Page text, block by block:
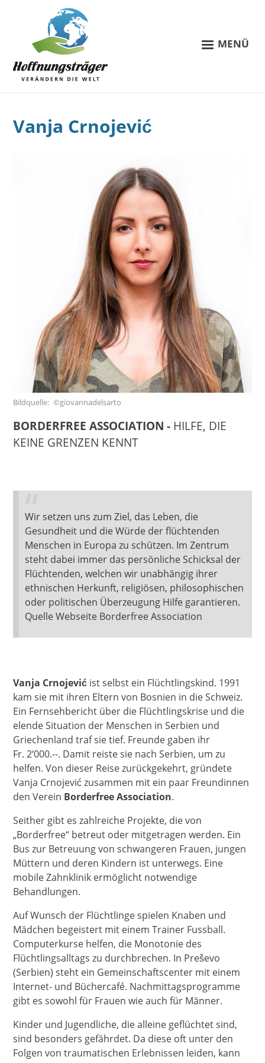
MENÜ
Vanja Crnojević
Bildquelle ©giovannadelsarto
BORDERFREE ASSOCIATION - HILFE, DIE
KEINE GRENZEN KENNT
Wir setzen uns zum Ziel, das Leben, die
Gesundheit und die Würde der flüchtenden
Menschen in Europa zu schützen. Im Zentrum
steht dabei immer das persönliche Schicksal der
Flüchtenden, welchen wir unabhängig ihrer
ethnischen Herkunft, religiösen, philosophischen
oder politischen Überzeugung Hilfe garantieren.
Quelle Webseite Borderfree Association
Vanja Crnojević ist selbst ein Flüchtlingskind. 1991
kam sie mit ihren Eltern von Bosnien in die Schweiz.
Ein Fernsehbericht über die Flüchtlingskrise und die
elende Situation der Menschen in Serbien und
Griechenland traf sie tief. Freunde gaben ihr
Fr. 2‘000.--. Damit reiste sie nach Serbien, um zu
helfen. Von dieser Reise zurückgekehrt, gründete
Vanja Crnojević zusammen mit ein paar Freundinnen
den Verein Borderfree Association.
Seither gibt es zahlreiche Projekte, die von
„Borderfree“ betreut oder mitgetragen werden. Ein
Bus zur Betreuung von schwangeren Frauen, jungen
Müttern und deren Kindern ist unterwegs. Eine
mobile Zahnklinik ermöglicht notwendige
Behandlungen.
Auf Wunsch der Flüchtlinge spielen Knaben und
Mädchen begeistert mit einem Trainer Fussball.
Computerkurse helfen, die Monotonie des
Flüchtlingsalltags zu durchbrechen. In Preševo
(Serbien) steht ein Gemeinschaftscenter mit einem
Internet- und Büchercafé. Nachmittagsprogramme
gibt es sowohl für Frauen wie auch für Männer.
Kinder und Jugendliche, die alleine geflüchtet sind,
sind besonders gefährdet. Da diese oft unter den
Folgen von traumatischen Erlebnissen leiden, kann